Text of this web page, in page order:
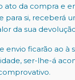
ato da compra e
para si, receberá
da sua
envio ficarão ao à
ser-lhe-á